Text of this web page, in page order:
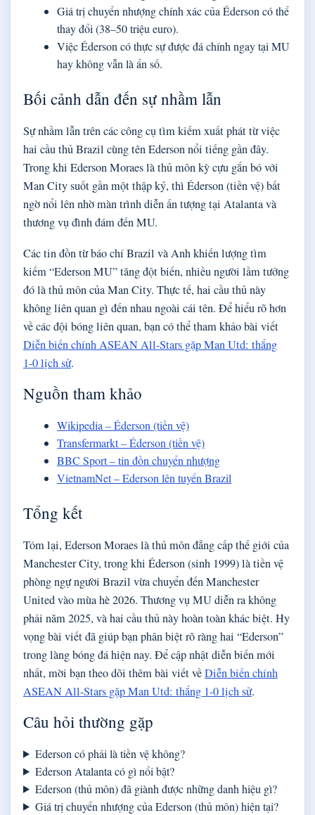
Giá trị chuyển nhượng chính xác của Éderson có thể
thay đổi (38–50 triệu euro).
Việc Éderson có thực sự được đá chính ngay tại MU
hay không vẫn là ẩn số.
Bối cảnh dẫn đến sự nhầm lẫn
Sự nhầm lẫn trên các công cụ tìm kiếm xuất phát từ việc
hai cầu thủ Brazil cùng tên Ederson nổi tiếng gần đây.
Trong khi Ederson Moraes là thủ môn kỳ cựu gắn bó với
Man City suốt gần một thập kỷ, thì Éderson (tiền vệ) bất
ngờ nổi lên nhờ màn trình diễn ấn tượng tại Atalanta và
thương vụ đình đám đến MU.
Các tin đồn từ báo chí Brazil và Anh khiến lượng tìm
kiếm “Ederson MU” tăng đột biến, nhiều người lầm tưởng
đó là thủ môn của Man City. Thực tế, hai cầu thủ này
không liên quan gì đến nhau ngoài cái tên. Để hiểu rõ hơn
về các đội bóng liên quan, bạn có thể tham khảo bài viết
Diễn biến chính ASEAN All-Stars gặp Man Utd: thắng
1‑0 lịch sử.
Nguồn tham khảo
Wikipedia – Éderson (tiền vệ)
Transfermarkt – Éderson (tiền vệ)
BBC Sport – tin đồn chuyển nhượng
VietnamNet – Ederson lên tuyển Brazil
Tổng kết
Tóm lại, Ederson Moraes là thủ môn đẳng cấp thế giới của
Manchester City, trong khi Éderson (sinh 1999) là tiền vệ
phòng ngự người Brazil vừa chuyển đến Manchester
United vào mùa hè 2026. Thương vụ MU diễn ra không
phải năm 2025, và hai cầu thủ này hoàn toàn khác biệt. Hy
vọng bài viết đã giúp bạn phân biệt rõ ràng hai “Ederson”
trong làng bóng đá hiện nay. Để cập nhật diễn biến mới
nhất, mời bạn theo dõi thêm bài viết vềDiễn biến chính
ASEAN All-Stars gặp Man Utd: thắng 1‑0 lịch sử.
Câu hỏi thường gặp
Ederson có phải là tiền vệ không?
Ederson Atalanta có gì nổi bật?
Ederson (thủ môn) đã giành được những danh hiệu gì?
Giá trị chuyển nhượng của Ederson (thủ môn) hiện tại?